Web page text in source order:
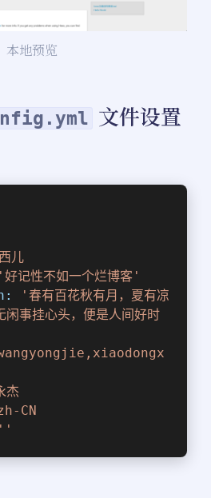
本地预览
文件设置
儿
'好记性不如一个烂博客'
'春有百花秋有月，夏有凉
闲事挂心头，便是人间好时
杰
CN
''